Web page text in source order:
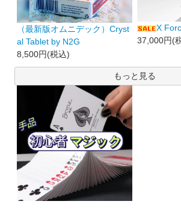
（最新版オムニデック）Cryst
al Tablet by N2G
8,500円(税込)
X
37,000円(
もっと見る